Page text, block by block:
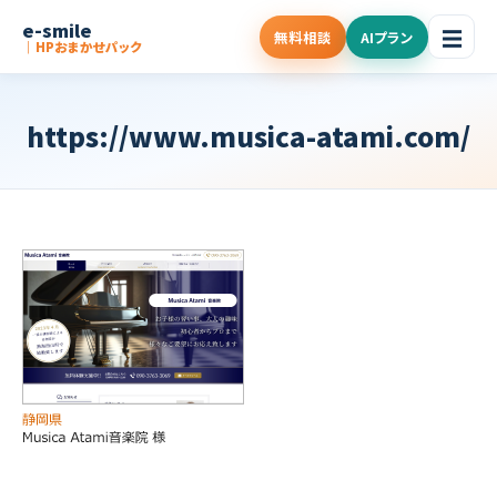
e-smile
｜HPおまかせパック 無料相談 AIプラン ☰
https://www.musica-atami.com/